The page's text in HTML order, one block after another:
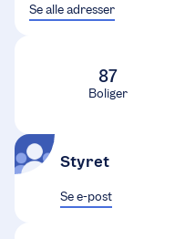
Se alle adresser
87
Boliger
Styret
Se e-post